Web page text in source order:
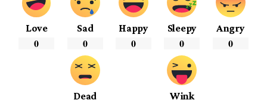
Love
0
Sad
0
Happy
0
Sleepy
0
Angry
0
Dead Wink